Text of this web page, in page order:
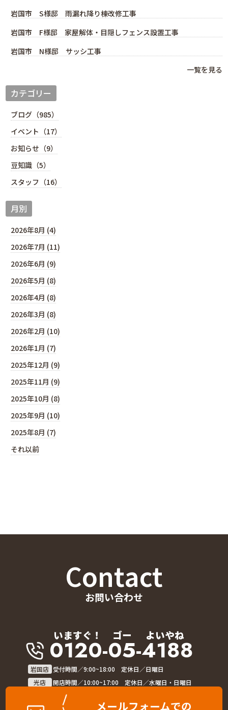
岩国市 S様邸 雨漏れ降り棟改修工事
岩国市 F様邸 家屋解体・目隠しフェンス設置工事
岩国市 N様邸 サッシ工事
一覧を見る
カテゴリー
ブログ（985）
イベント（17）
お知らせ（9）
豆知識（5）
スタッフ（16）
月別
2026年8月 (4)
2026年7月 (11)
2026年6月 (9)
2026年5月 (8)
2026年4月 (8)
2026年3月 (8)
2026年2月 (10)
2026年1月 (7)
2025年12月 (9)
2025年11月 (9)
2025年10月 (8)
2025年9月 (10)
2025年8月 (7)
それ以前
Contact
お問い合わせ
いますぐ！ ゴー よいやね
0120-05-4188
岩国店 受付時間／9:00~18:00 定休日／日曜日
光店
開店時間／10:00~17:00 定休日／水曜日・日曜日
メールフォームでの